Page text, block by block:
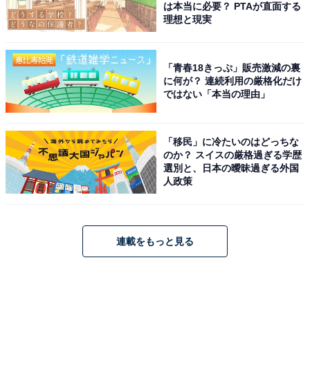
は本当に必要？ PTAが直面する
理想と現実
「青春18きっぷ」販売激減の裏
に何が？ 連続利用の厳格化だけ
ではない「本当の理由」
「移民」に冷たいのはどっちな
のか？ スイスの厳格過ぎる学歴
選別と、日本の曖昧過ぎる外国
人政策
連載をもっと見る